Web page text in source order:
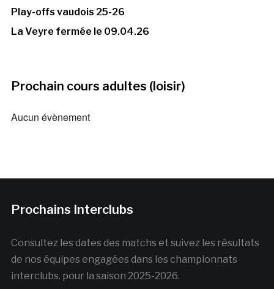
Play-offs vaudois 25-26
La Veyre fermée le 09.04.26
Prochain cours adultes (loisir)
Aucun évènement
Prochains Interclubs
Consultez les dates des matchs et suivez les résultats
de nos équipes engagées dans les championnats
interclubs. pour la saison 2025-2026.